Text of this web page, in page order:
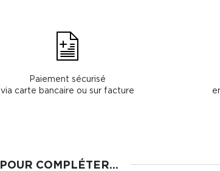
Paiement sécurisé
via carte bancaire ou sur facture
POUR COMPLÉTER...